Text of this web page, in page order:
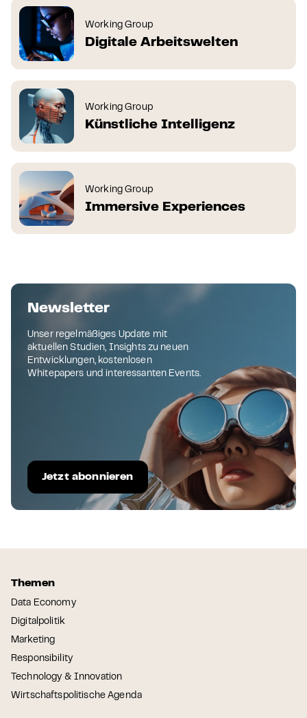
Working Group
Digitale Arbeitswelten
Working Group
Künstliche Intelligenz
Working Group
Immersive Experiences
Newsletter
Unser regelmäßiges Update mit
aktuellen Studien, Insights zu neuen
Entwicklungen, kostenlosen
Whitepapers und interessanten Events.
Jetzt abonnieren
Themen
Data Economy
Digitalpolitik
Marketing
Responsibility
Technology & Innovation
Wirtschaftspolitische Agenda